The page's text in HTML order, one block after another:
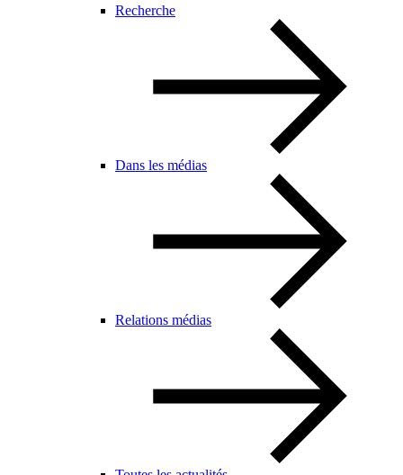
Recherche
Dans les médias
Relations médias